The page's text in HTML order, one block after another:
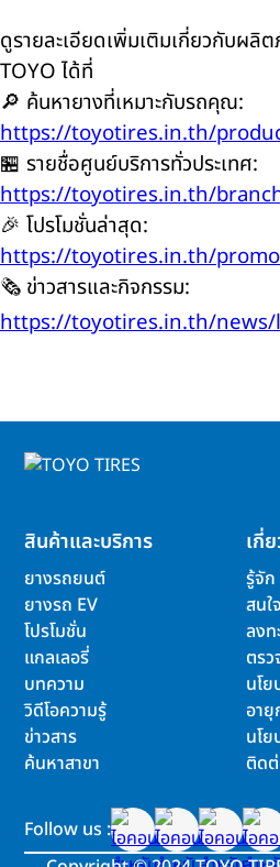
ดูรายละเอียดเพิ่มเติมเกี่ยวกับผลิ
TOYO ได้ที่
🔎 ค้นหายางที่เหมาะกับรถคุณ:
https://toyotires.in.th/
🏪 รายชื่อศูนย์บริการทั่วประเทศ:
https://toyotires.in.th/
🎉 โปรโมชั่นล่าสุด:
https://toyotires.in.th/
🗞️ ข่าวสารและกิจกรรม:
https://toyotires.in.th/
สินค้าและบริการ
ยางรถยนต์
ยางรถ EV
โปรโมชั่น
แกลเลอรี่
บทความ
วิดีโอความรู้
ข่าวสาร
ค้นหาสาขา
เกี่
รู้จัก
สนใ
ลงท
ตร
นโ
อายุ
นโ
ติดต่
Follow us :